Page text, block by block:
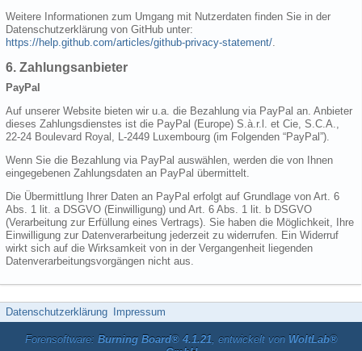
Weitere Informationen zum Umgang mit Nutzerdaten finden Sie in der
Datenschutzerklärung von GitHub unter:
https://help.github.com/articles/github-privacy-statement/
6. Zahlungsanbieter
PayPal
Auf unserer Website bieten wir u.a. die Bezahlung via PayPal an. Anbieter
dieses Zahlungsdienstes ist die PayPal (Europe) S.à.r.l. et Cie, S.C.A.,
22-24 Boulevard Royal, L-2449 Luxembourg (im Folgenden “PayPal”).
Wenn Sie die Bezahlung via PayPal auswählen, werden die von Ihnen
eingegebenen Zahlungsdaten an PayPal übermittelt.
Die Übermittlung Ihrer Daten an PayPal erfolgt auf Grundlage von Art. 6
Abs. 1 lit. a DSGVO (Einwilligung) und Art. 6 Abs. 1 lit. b DSGVO
(Verarbeitung zur Erfüllung eines Vertrags). Sie haben die Möglichkeit, Ihre
Einwilligung zur Datenverarbeitung jederzeit zu widerrufen. Ein Widerruf
wirkt sich auf die Wirksamkeit von in der Vergangenheit liegenden
Datenverarbeitungsvorgängen nicht aus.
Datenschutzerklärung Impressum
Forensoftware: Burning Board® 4.1.21, entwickelt von WoltLab®